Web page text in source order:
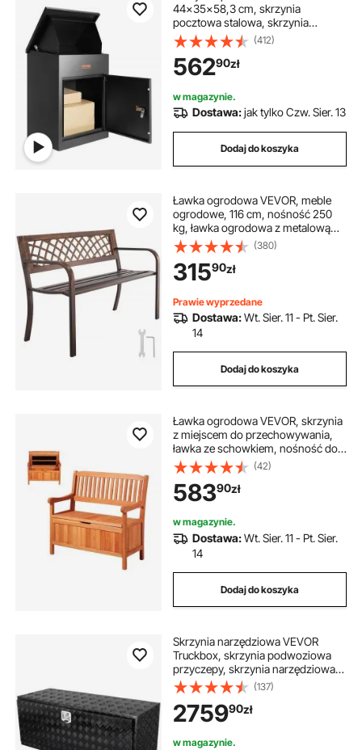
44x35x58,3 cm, skrzynia
pocztowa stalowa, skrzynia
paletowa, 15-20 kg, skrzynka
pocztowa, XXL, zamykana na
hasło, wewnętrzny zawias, otwór
antykradzieżowy na paczki, listy itp.
(412)
56290zł
w magazynie.
Dostawa:jak tylko Czw. Sier. 13
Dodaj do koszyka
Ławka ogrodowa VEVOR, meble
ogrodowe, 116 cm, nośność 250
kg, ławka ogrodowa z metalową
ramą ze stali węglowej, ławka
balkonowa z siatką PVC i
podłokietnikami, ławka ogrodowa
do ogrodu i parku, czarna
(380)
31590zł
Prawie wyprzedane
Dostawa:Wt. Sier. 11 - Pt. Sier.
14
Dodaj do koszyka
Ławka ogrodowa VEVOR, skrzynia
z miejscem do przechowywania,
ławka ze schowkiem, nośność do
328 kg, siedzisko ogrodowe i
dekoracja ganku, na patio, do
ogrodu, na balkon, 106,5 x 58,5 x
90,1 cm
(42)
58390zł
w magazynie.
Dostawa:Wt. Sier. 11 - Pt. Sier.
14
Dodaj do koszyka
Skrzynia narzędziowa VEVOR
Truckbox, skrzynia podwoziowa
przyczepy, skrzynia narzędziowa
1524 x 610 x 610 mm Skrzynia
narzędziowa do pickupa, stop
aluminium, ładowność 50 kg,
zamykana na klucz
(137)
275990zł
w magazynie.